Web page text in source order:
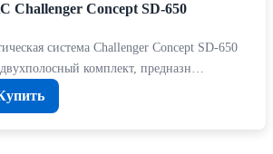
Challenger Concept SD-650
система Challenger Concept SD-650
комплект, предназн…